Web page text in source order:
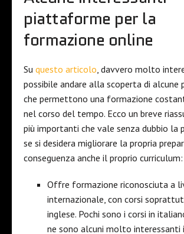
piattaforme per la
formazione online
Su questo articolo, davvero molto
possibile andare alla scoperta di
che permettono una formazione
nel corso del tempo. Ecco un breve
più importanti che vale senza dubbio la
se si desidera migliorare la propria
conseguenza anche il proprio curriculum:
Offre formazione riconosciuta a
internazionale, con corsi
inglese. Pochi sono i corsi in
ne sono alcuni molto interessanti